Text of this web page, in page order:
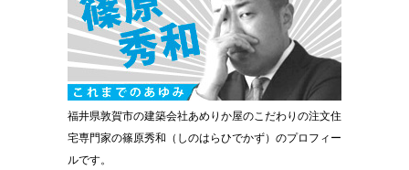
福井県敦賀市の建築会社あめりか屋のこだわりの注文住
宅専門家の篠原秀和（しのはらひでかず）のプロフィー
ルです。